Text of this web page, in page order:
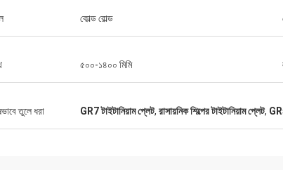
কোল্ড রোল্ড
৫০০-১৪০০ মিমি
তুলে ধরা GR7 টাইটানিয়াম প্লেট, রাসায়নিক শিল্পের টাইটানিয়াম প্লেট,